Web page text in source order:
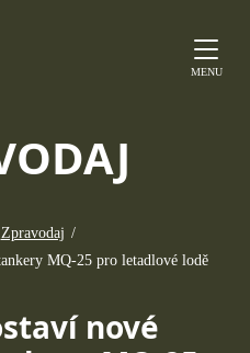
MENU
Zpravodaj /
MQ-25 pro letadlové lodě
nové